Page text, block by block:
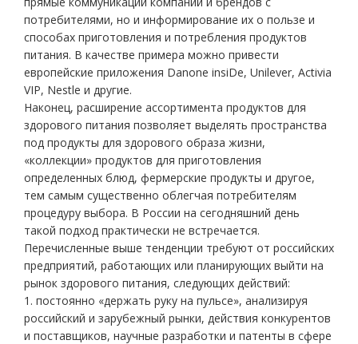
потребителями, но и информирование их о пользе и
способах приготовления и потребления продуктов
питания. В качестве примера можно привести
европейские приложения Danone insiDe, Unilever, Activia
VIP, Nestle и другие.
Наконец, расширение ассортимента продуктов для
здорового питания позволяет выделять пространства
под продукты для здорового образа жизни,
«коллекции» продуктов для приготовления
определенных блюд, фермерские продукты и другое,
тем самым существенно облегчая потребителям
процедуру выбора. В России на сегодняшний день
такой подход практически не встречается.
Перечисленные выше тенденции требуют от российских
предприятий, работающих или планирующих выйти на
рынок здорового питания, следующих действий:
1. постоянно «держать руку на пульсе», анализируя
российский и зарубежный рынки, действия конкурентов
и поставщиков, научные разработки и патенты в сфере